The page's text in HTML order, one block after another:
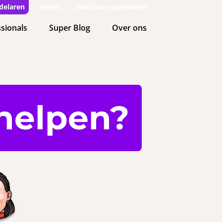
Super Blog Over ons